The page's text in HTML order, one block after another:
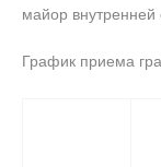
майор
График приема